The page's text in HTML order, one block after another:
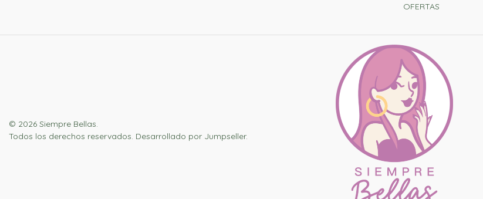
OFERTAS
© 2026 Siempre Bellas.
Todos los derechos reservados. Desarrollado por Jumpseller.